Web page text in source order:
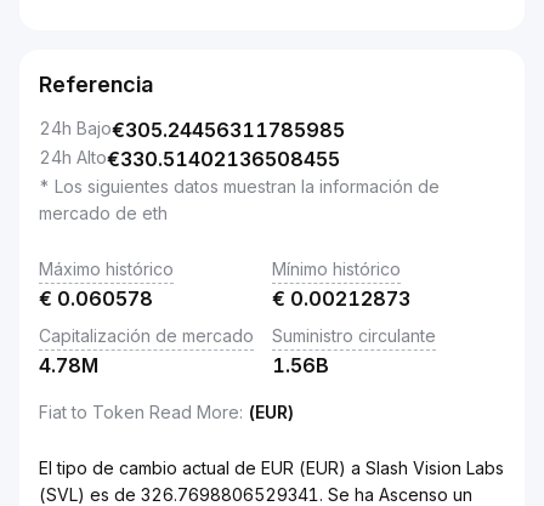
Referencia
24h Bajo€305.24456311785985
24h Alto€330.51402136508455
* Los siguientes datos muestran la información de
mercado de eth
Máximo histórico
€ 0.060578
Mínimo histórico
€ 0.00212873
Capitalización de mercado
4.78M
Suministro circulante
1.56B
Fiat to Token Read More: (EUR)
El tipo de cambio actual de EUR (EUR) a Slash Vision Labs
(SVL) es de 326.7698806529341. Se ha Ascenso un